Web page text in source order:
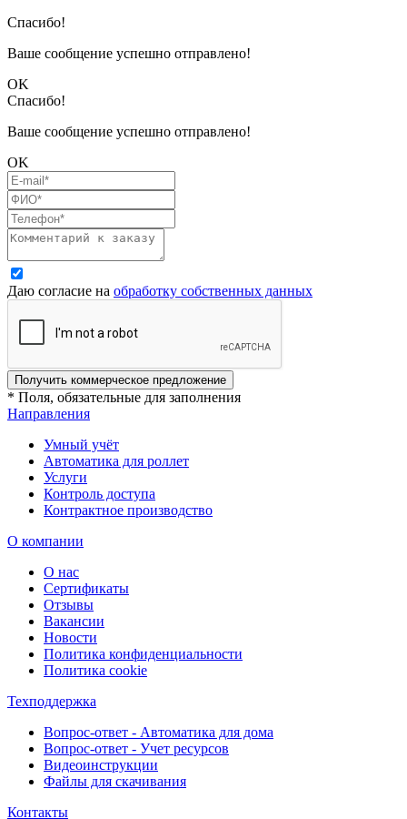
Спасибо!
Ваше сообщение успешно отправлено!
OK
Спасибо!
Ваше сообщение успешно отправлено!
OK
Даю согласие на обработку собственных данных
Получить коммерческое предложение
* Поля, обязательные для заполнения
Направления
Умный учёт
Автоматика для роллет
Услуги
Контроль доступа
Контрактное производство
О компании
О нас
Сертификаты
Отзывы
Вакансии
Новости
Политика конфиденциальности
Политика cookie
Техподдержка
Вопрос-ответ - Автоматика для дома
Вопрос-ответ - Учет ресурсов
Видеоинструкции
Файлы для скачивания
Контакты